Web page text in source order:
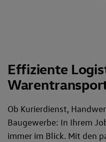
Effiziente
Ob Kurierdienst,
Baugewerbe: In Ihrem
immer im Blick. Mit den